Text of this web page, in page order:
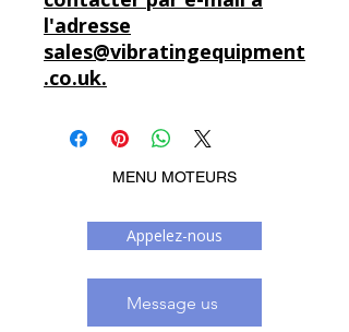
l'adresse
sales@vibratingequipment
.co.uk.
MENU MOTEURS
Appelez-nous
Message us